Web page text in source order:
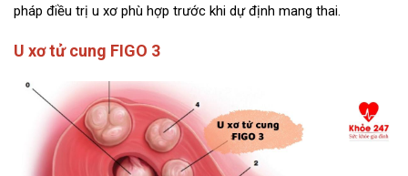
pháp điều trị u xơ phù hợp trước khi dự định mang thai.
U xơ tử cung FIGO 3